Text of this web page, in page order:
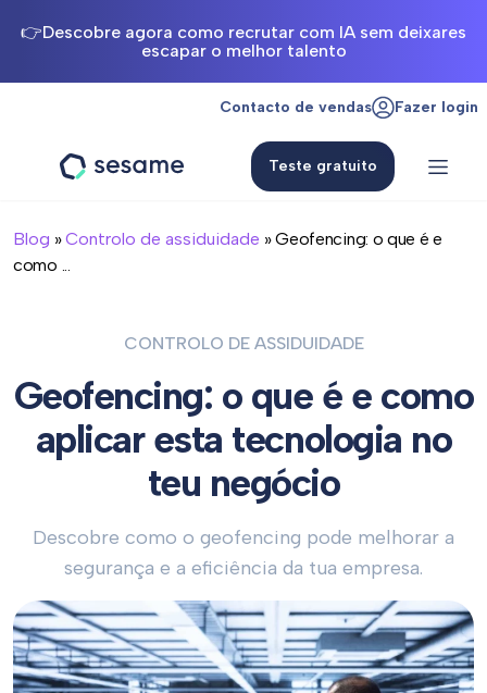
👉Descobre agora como recrutar com IA sem deixares
escapar o melhor talento
Contacto de vendas Fazer login
Teste gratuito
Blog »Controlo de assiduidade » Geofencing: o que é e
como ...
CONTROLO DE ASSIDUIDADE
Geofencing: o que é e como
aplicar esta tecnologia no
teu negócio
Descobre como o geofencing pode melhorar a
segurança e a eficiência da tua empresa.